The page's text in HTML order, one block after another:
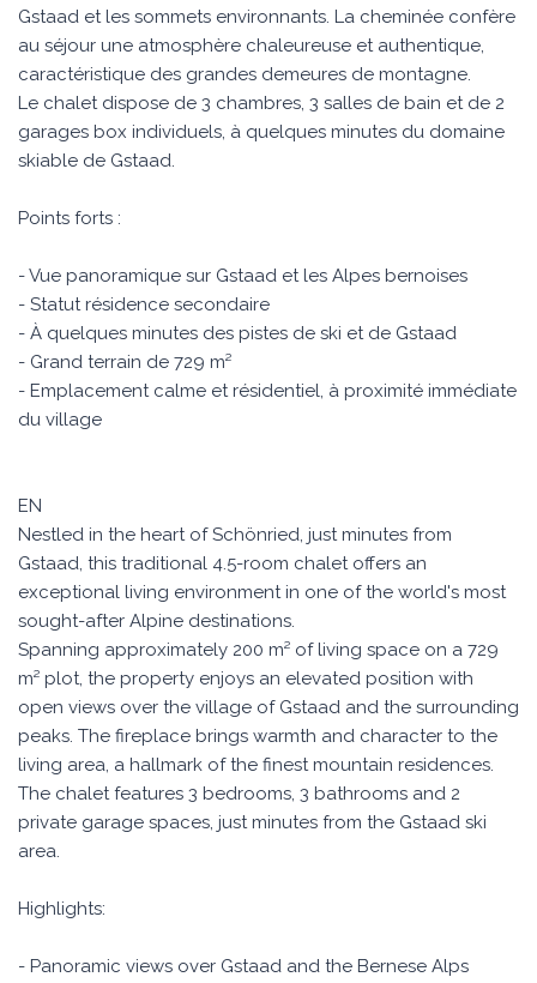
Gstaad et les sommets environnants. La cheminée confère
au séjour une atmosphère chaleureuse et authentique,
caractéristique des grandes demeures de montagne.
Le chalet dispose de 3 chambres, 3 salles de bain et de 2
garages box individuels, à quelques minutes du domaine
skiable de Gstaad.
Points forts :
- Vue panoramique sur Gstaad et les Alpes bernoises
- Statut résidence secondaire
- À quelques minutes des pistes de ski et de Gstaad
- Grand terrain de 729 m²
- Emplacement calme et résidentiel, à proximité immédiate
du village
EN
Nestled in the heart of Schönried, just minutes from
Gstaad, this traditional 4.5-room chalet offers an
exceptional living environment in one of the world's most
sought-after Alpine destinations.
Spanning approximately 200 m² of living space on a 729
m² plot, the property enjoys an elevated position with
open views over the village of Gstaad and the surrounding
peaks. The fireplace brings warmth and character to the
living area, a hallmark of the finest mountain residences.
The chalet features 3 bedrooms, 3 bathrooms and 2
private garage spaces, just minutes from the Gstaad ski
area.
Highlights:
- Panoramic views over Gstaad and the Bernese Alps